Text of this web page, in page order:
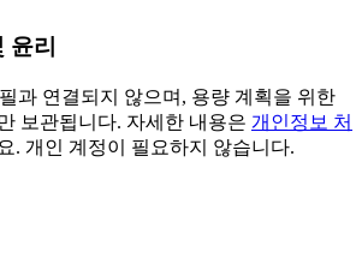
윤리
과 연결되지 않으며, 용량 계획을 위한
보관됩니다. 자세한 내용은 개인정보 처
. 개인 계정이 필요하지 않습니다.